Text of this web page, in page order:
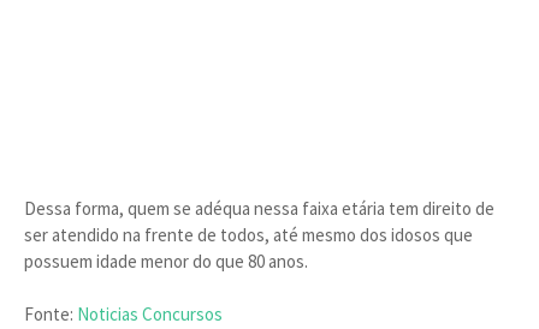
Dessa forma, quem se adéqua nessa faixa etária tem direito de
ser atendido na frente de todos, até mesmo dos idosos que
possuem idade menor do que 80 anos.
Fonte: Noticias Concursos